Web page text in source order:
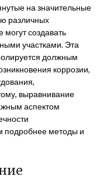
на значительные
различных
могут создавать
участками. Эта
должным
коррозии,
выравнивание
аспектом
подробнее методы и